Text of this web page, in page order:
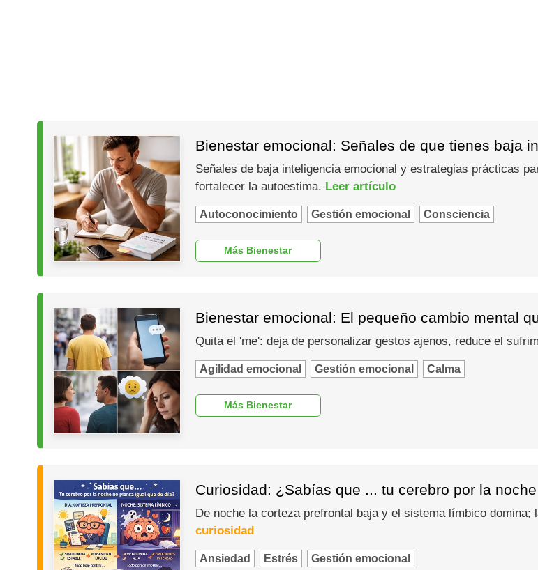
Bienestar emocional: Señales de que tienes baja
Señales de baja inteligencia emocional y estrategias prácticas
fortalecer la autoestima. Leer artículo
Autoconocimiento Gestión emocional Consciencia
Más Bienestar
Bienestar emocional: El pequeño cambio mental
Quita el 'me': deja de personalizar gestos ajenos, reduce el
Agilidad emocional Gestión emocional Calma
Más Bienestar
Curiosidad: ¿Sabías que ... tu cerebro por la
De noche la corteza prefrontal baja y el sistema límbico
curiosidad
Ansiedad Estrés Gestión emocional